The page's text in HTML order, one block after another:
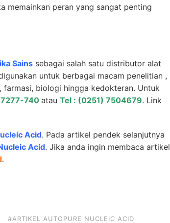
memainkan peran yang sangat penting
Sains sebagai salah satu distributor alat
untuk berbagai macam penelitian ,
biologi hingga kedokteran. Untuk
740 atau Tel : (0251) 7504679. Link
Acid. Pada artikel pendek selanjutnya
Acid. Jika anda ingin membaca artikel
.
#ARTIKEL AUTOPURE NUCLEIC ACID